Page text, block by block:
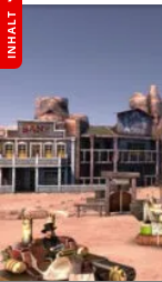
INHALT